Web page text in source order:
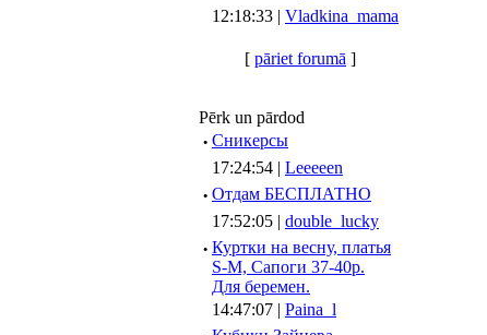
12:18:33 | Vladkina_mama
[ pāriet forumā ]
Pērk un pārdod
· Сникерсы
17:24:54 | Leeeeen
· Отдам БЕСПЛАТНО
17:52:05 | double_lucky
· Куртки на весну, платья
S-M, Сапоги 37-40р.
Для беремен.
14:47:07 | Paina_l